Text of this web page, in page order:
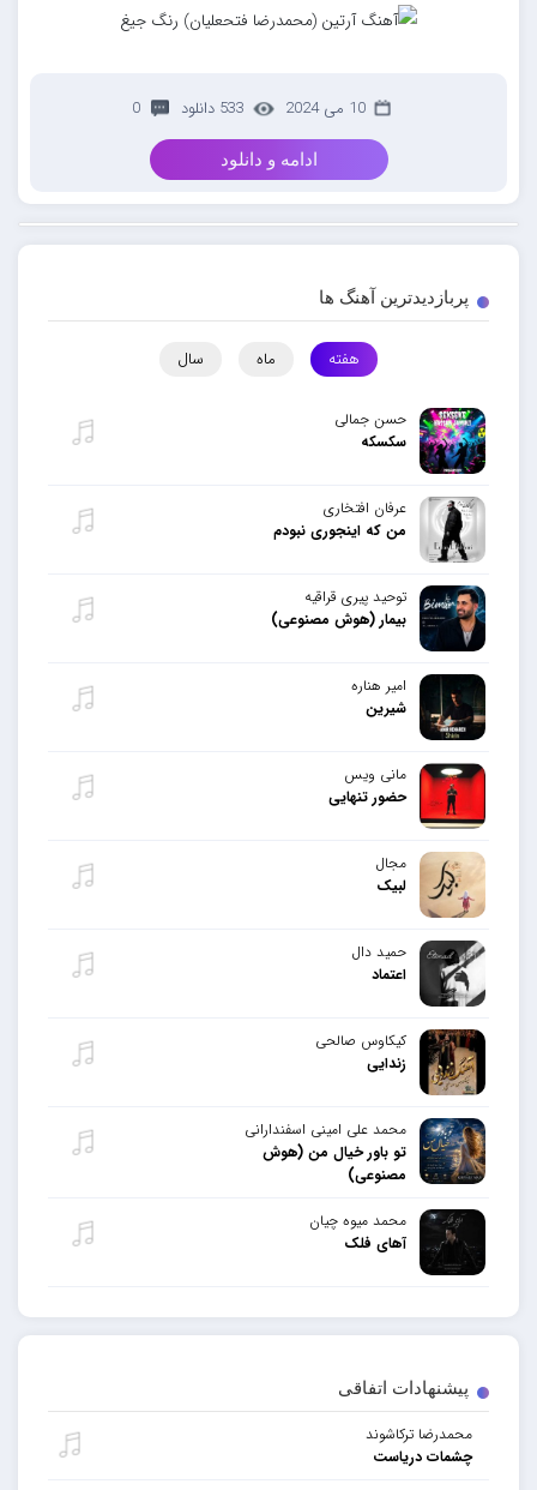
پیشنهادات اتفاقی
محمدرضا ترکاشوند
چشمات دریاست
10 می 2024 533 دانلود 0
ادامه و دانلود
پربازدیدترین آهنگ ها
هفته ماه سال
حسن جمالی
سکسکه
عرفان افتخاری
من که اینجوری نبودم
توحید پیری قراقیه
بیمار (هوش مصنوعی)
امیر هناره
شیرین
مانی ویس
حضور تنهایی
مجال
لبیک
حمید دال
اعتماد
کیکاوس صالحی
زندایی
محمد علی امینی اسفندارانی
تو باور خیال من (هوش
مصنوعی)
محمد میوه چیان
آهای فلک